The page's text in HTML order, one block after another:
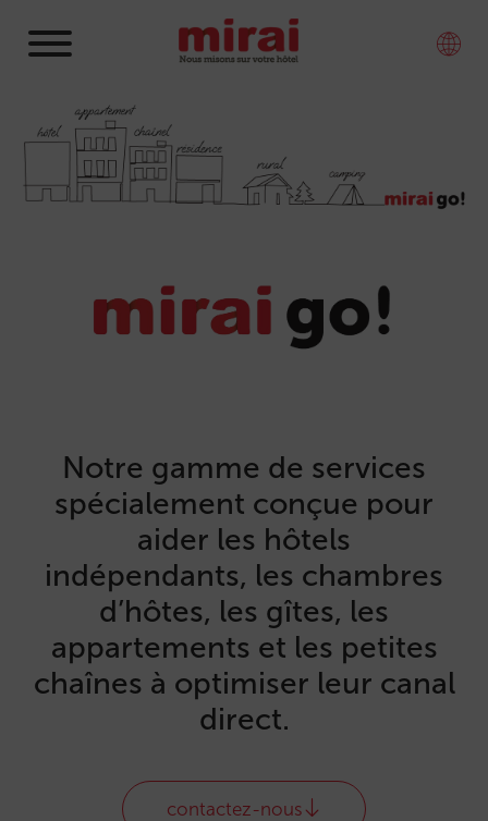
Notre gamme de services
spécialement conçue pour
aider les hôtels
indépendants, les chambres
d’hôtes, les gîtes, les
appartements et les petites
chaînes à optimiser leur canal
direct.
contactez-nous